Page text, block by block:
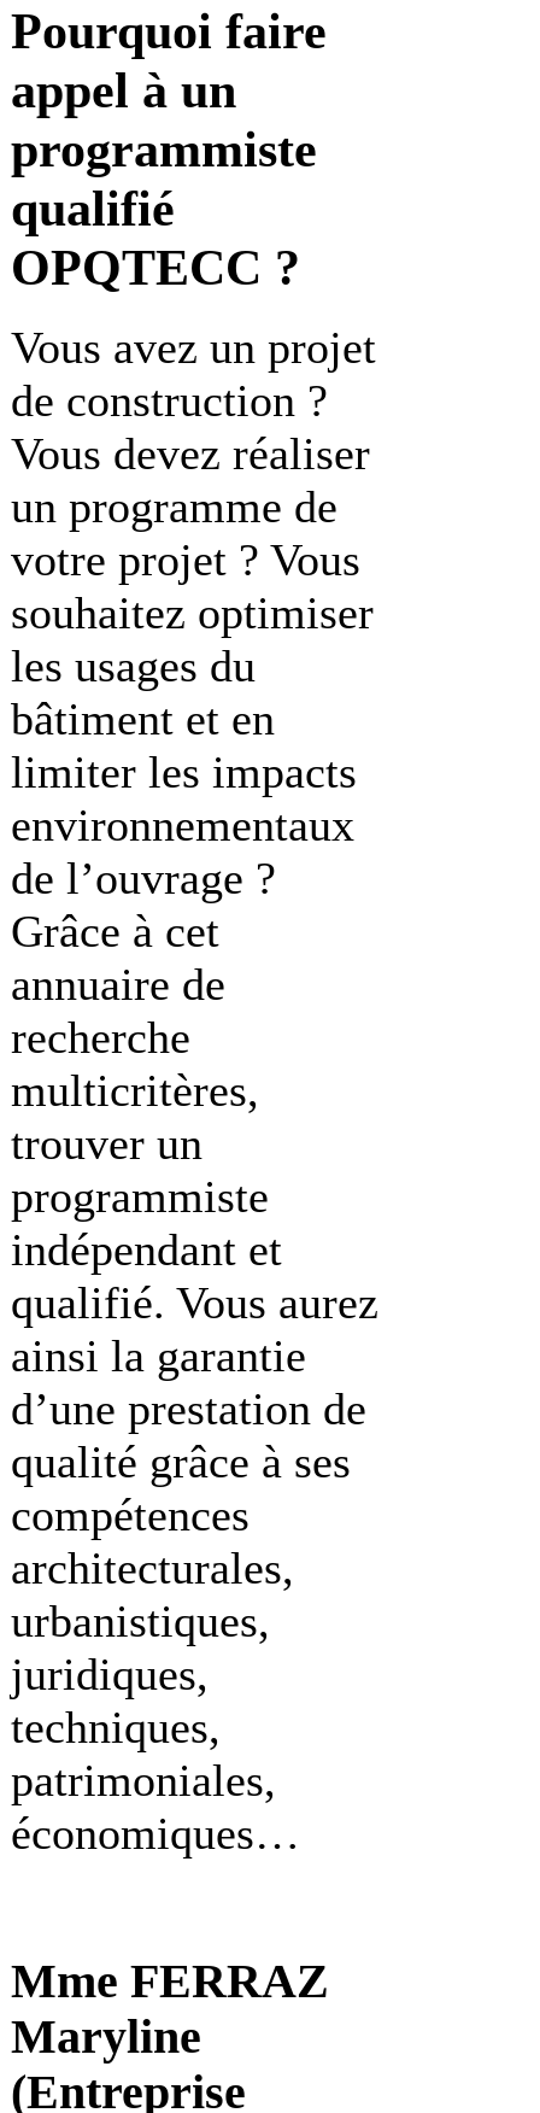
Pourquoi faire
appel à un
programmiste
qualifié
OPQTECC ?
Vous avez un projet
de construction ?
Vous devez réaliser
un programme de
votre projet ? Vous
souhaitez optimiser
les usages du
bâtiment et en
limiter les impacts
environnementaux
de l’ouvrage ?
Grâce à cet
annuaire de
recherche
multicritères,
trouver un
programmiste
indépendant et
qualifié. Vous aurez
ainsi la garantie
d’une prestation de
qualité grâce à ses
compétences
architecturales,
urbanistiques,
juridiques,
techniques,
patrimoniales,
économiques…
Mme FERRAZ
Maryline
(Entreprise